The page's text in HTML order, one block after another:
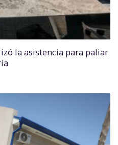
la asistencia para paliar